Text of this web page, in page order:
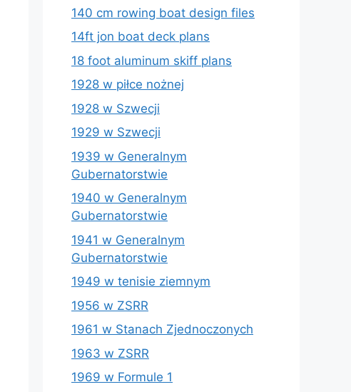
140 cm rowing boat design files
14ft jon boat deck plans
18 foot aluminum skiff plans
1928 w piłce nożnej
1928 w Szwecji
1929 w Szwecji
1939 w Generalnym
Gubernatorstwie
1940 w Generalnym
Gubernatorstwie
1941 w Generalnym
Gubernatorstwie
1949 w tenisie ziemnym
1956 w ZSRR
1961 w Stanach Zjednoczonych
1963 w ZSRR
1969 w Formule 1